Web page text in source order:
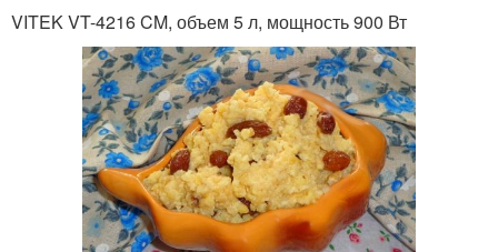
VITEK VT-4216 CM, объем 5 л, мощность 900 Вт